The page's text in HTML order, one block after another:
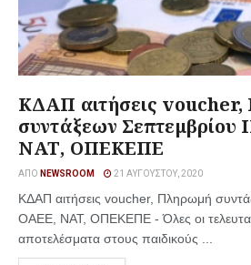
ΚΔΑΠ αιτήσεις
συντάξεων Σεπτεμβρίου
ΝΑΤ, ΟΠΕΚΕΠΕ
ΑΠΌ NEWSROOM 21 ΑΥΓΟΎΣΤΟΥ, 2020
ΚΔΑΠ αιτήσεις voucher, Πληρωμή
ΟΑΕΕ, ΝΑΤ, ΟΠΕΚΕΠΕ - Όλες οι
αποτελέσματα στους παιδικούς ...